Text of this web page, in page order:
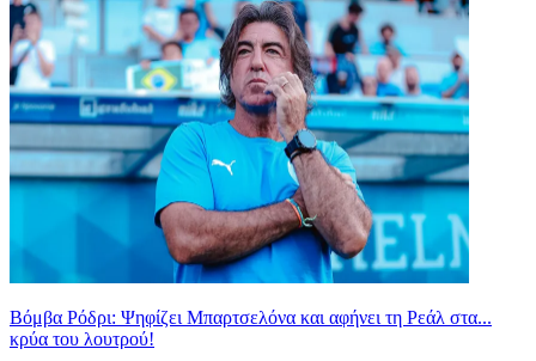
Βόμβα Ρόδρι: Ψηφίζει Μπαρτσελόνα και αφήνει τη Ρεάλ στα...
κρύα του λουτρού!